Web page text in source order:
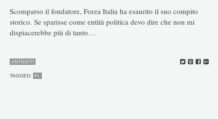
Scomparso il fondatore, Forza Italia ha esaurito il suo compito
storico. Se sparisse come entità politica devo dire che non mi
dispiacerebbe più di tanto…
ANTIDOTI
TAGGED: FI.